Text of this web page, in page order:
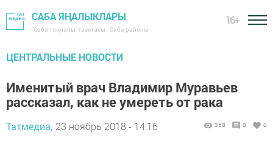
САБА ЯҢАЛЫКЛАРЫ
"Саба таңнары" газетасы - Саба районы
16+
ЦЕНТРАЛЬНЫЕ НОВОСТИ
Именитый врач Владимир Муравьев
рассказал, как не умереть от рака
Татмедиа, 23 ноябрь 2018 - 14:16 358 0 0